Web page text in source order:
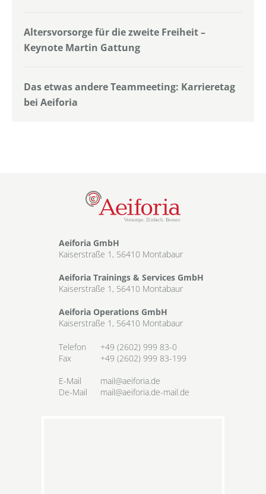
Altersvorsorge für die zweite Freiheit –
Keynote Martin Gattung
Das etwas andere Teammeeting: Karrieretag
bei Aeiforia
Aeiforia GmbH
Kaiserstraße 1, 56410 Montabaur
Aeiforia Trainings & Services GmbH
Kaiserstraße 1, 56410 Montabaur
Aeiforia Operations GmbH
Kaiserstraße 1, 56410 Montabaur
Telefon
+49 (2602) 999 83-0
Fax
+49 (2602) 999 83-199
E-Mail
mail@aeiforia.de
De-Mail
mail@aeiforia.de-mail.de